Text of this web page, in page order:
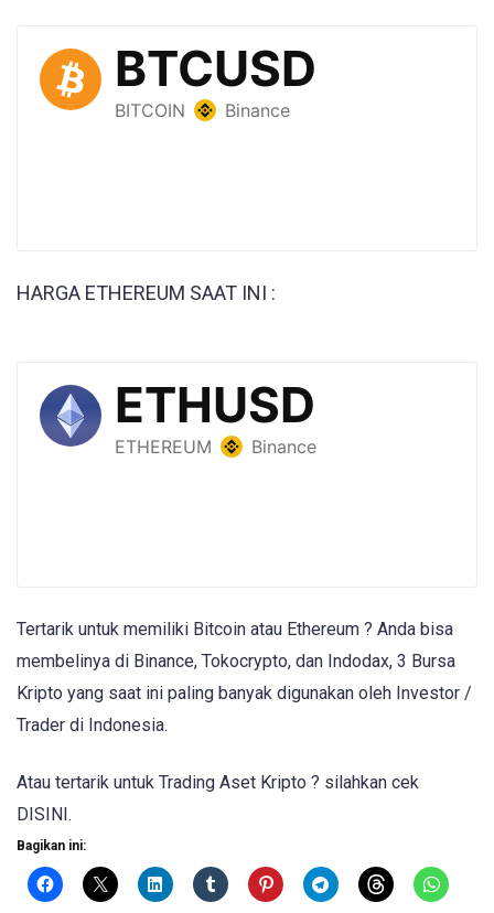
HARGA ETHEREUM SAAT INI :
Tertarik untuk memiliki Bitcoin atau Ethereum ? Anda bisa
membelinya di Binance, Tokocrypto, dan Indodax, 3 Bursa
Kripto yang saat ini paling banyak digunakan oleh Investor /
Trader di Indonesia.
Atau tertarik untuk Trading Aset Kripto ? silahkan cek
DISINI.
Bagikan ini: